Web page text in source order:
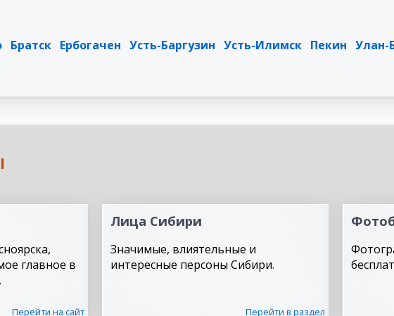
Братск Ербогачен Усть-Баргузин Усть-Илимск Пекин Улан-
главное в
Перейти на сайт
Лица Сибири
Значимые, влиятельные и
интересные персоны Сибири.
Перейти в раздел